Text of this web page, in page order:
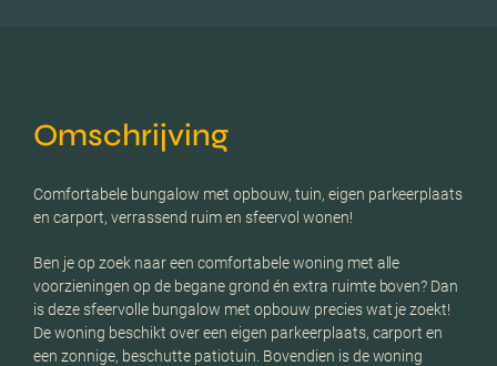
Omschrijving
Comfortabele bungalow met opbouw, tuin, eigen parkeerplaats
en carport, verrassend ruim en sfeervol wonen!
Ben je op zoek naar een comfortabele woning met alle
voorzieningen op de begane grond én extra ruimte boven? Dan
is deze sfeervolle bungalow met opbouw precies wat je zoekt!
De woning beschikt over een eigen parkeerplaats, carport en
een zonnige, beschutte patiotuin. Bovendien is de woning